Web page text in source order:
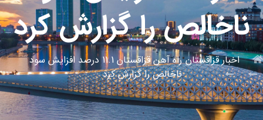
ناخالص را گزارش کرد
اخبار قزاقستان
راه آهن قزاقستان 11.1 درصد افزایش سود
ناخالص را گزارش کرد